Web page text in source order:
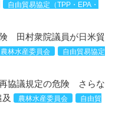
自由貿易協定（TPP・EPA・
田村衆院議員が日米貿
農林水産委員会
自由貿易協定
協議規定の危険 さらな
農林水産委員会
自由貿